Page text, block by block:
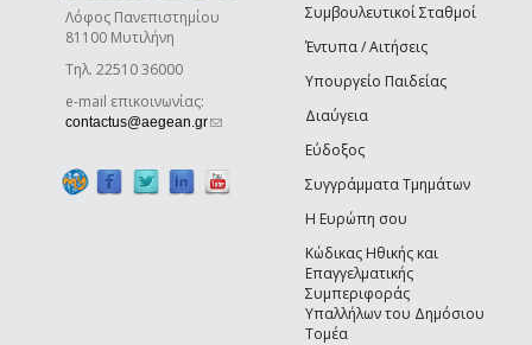
Λόφος Πανεπιστημίου
81100 Μυτιλήνη
Τηλ. 22510 36000
e-mail επικοινωνίας:
contactus@aegean.gr(link sends e-mail)
Συμβουλευτικοί Σταθμοί
Έντυπα / Αιτήσεις
Υπουργείο Παιδείας
Διαύγεια
Εύδοξος
Συγγράμματα Τμημάτων
Η Ευρώπη σου
Κώδικας Ηθικής και
Επαγγελματικής
Συμπεριφοράς
Υπαλλήλων του Δημόσιου
Τομέα